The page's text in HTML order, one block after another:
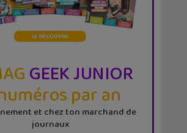
GEEK JUNIOR
par an
et chez ton marchand de
journaux